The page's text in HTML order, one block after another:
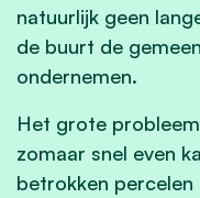
natuurlijk geen
de buurt de
ondernemen.
Het grote
zomaar snel even
betrokken percelen